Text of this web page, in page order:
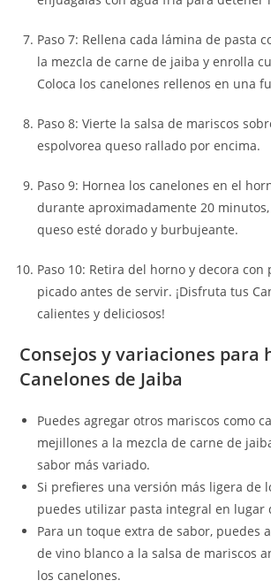
Paso 7: Rellena cada lámina de pasta
la mezcla de carne de jaiba y enrolla
Coloca los canelones rellenos en una
Paso 8: Vierte la salsa de mariscos
espolvorea queso rallado por encima.
Paso 9: Hornea los canelones en el
durante aproximadamente 20
queso esté dorado y burbujeante.
Paso 10: Retira del horno y decora
picado antes de servir. ¡Disfruta tus
calientes y deliciosos!
Consejos y variaciones para
Canelones de Jaiba
Puedes agregar otros mariscos como
mejillones a la mezcla de carne de
sabor más variado.
Si prefieres una versión más ligera de
puedes utilizar pasta integral en lugar
Para un toque extra de sabor, puedes
de vino blanco a la salsa de mariscos
los canelones.